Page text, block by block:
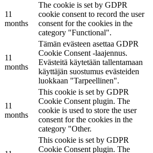
11
months
The cookie is set by GDPR
cookie consent to record the user
consent for the cookies in the
category "Functional".
11
months
Tämän evästeen asettaa GDPR
Cookie Consent -laajennus.
Evästeitä käytetään tallentamaan
käyttäjän suostumus evästeiden
luokkaan "Tarpeellinen".
11
months
This cookie is set by GDPR
Cookie Consent plugin. The
cookie is used to store the user
consent for the cookies in the
category "Other.
This cookie is set by GDPR
Cookie Consent plugin. The